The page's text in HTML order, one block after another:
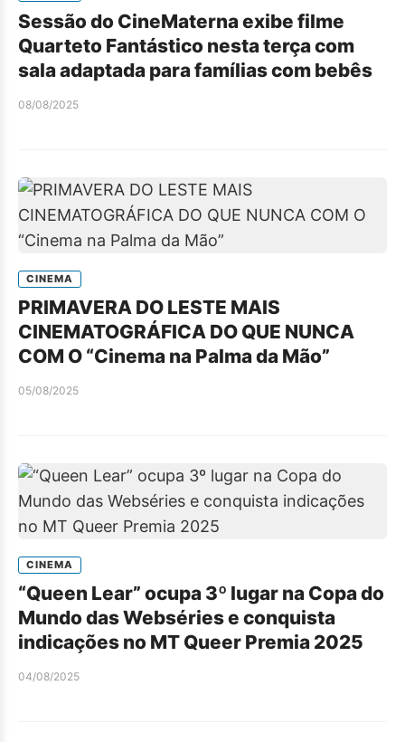
Sessão do CineMaterna exibe filme
Quarteto Fantástico nesta terça com
sala adaptada para famílias com bebês
08/08/2025
CINEMA
PRIMAVERA DO LESTE MAIS
CINEMATOGRÁFICA DO QUE NUNCA
COM O “Cinema na Palma da Mão”
05/08/2025
CINEMA
“Queen Lear” ocupa 3º lugar na Copa do
Mundo das Webséries e conquista
indicações no MT Queer Premia 2025
04/08/2025